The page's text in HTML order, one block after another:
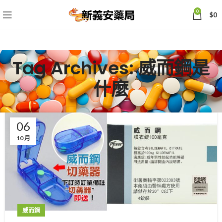
0 $0
Tag Archives: 威而鋼是
什麼
06
10 月
威而鋼